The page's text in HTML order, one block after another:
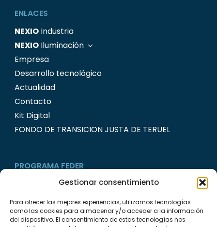
Gestionar consentimiento
Para ofrecer las mejores experiencias, utilizamos tecnologías
como las cookies para almacenar y/o acceder a la información
del dispositivo. El consentimiento de estas tecnologías nos
ENLACES
NEXIOIndustria
NEXIOIluminación
Empresa
Desarrollo tecnológico
Actualidad
Contacto
Kit Digital
FONDO DE TRANSICION JUSTA DE TERUEL
PROGRAMA FEDER